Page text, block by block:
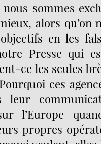
sommes
alors qu’on
en les
Presse qui
ce les seules
ces
leur
l’Europe
propres